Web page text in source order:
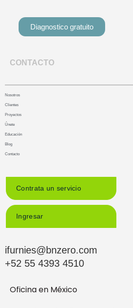
Diagnostico gratuito
CONTACTO
Nosotros
Clientes
Proyectos
Únete
Educación
Blog
Contacto
Contrata un servicio
Ingresar
ifurnies@bnzero.com
+52 55 4393 4510
Oficina en México